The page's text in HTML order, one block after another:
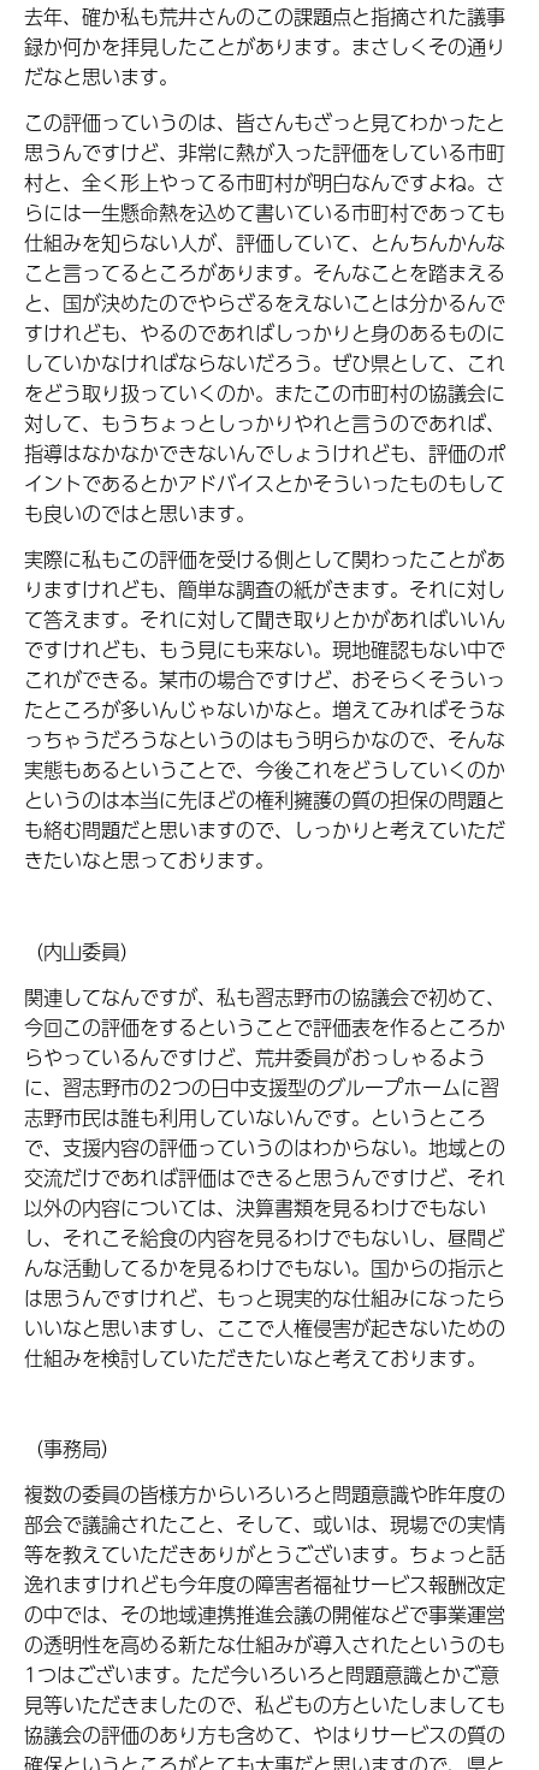
去年、確か私も荒井さんのこの課題点と指摘された議事
録か何かを拝見したことがあります。まさしくその通り
だなと思います。
この評価っていうのは、皆さんもざっと見てわかったと
思うんですけど、非常に熱が入った評価をしている市町
村と、全く形上やってる市町村が明白なんですよね。さ
らには一生懸命熱を込めて書いている市町村であっても
仕組みを知らない人が、評価していて、とんちんかんな
こと言ってるところがあります。そんなことを踏まえる
と、国が決めたのでやらざるをえないことは分かるんで
すけれども、やるのであればしっかりと身のあるものに
していかなければならないだろう。ぜひ県として、これ
をどう取り扱っていくのか。またこの市町村の協議会に
対して、もうちょっとしっかりやれと言うのであれば、
指導はなかなかできないんでしょうけれども、評価のポ
イントであるとかアドバイスとかそういったものもして
も良いのではと思います。
実際に私もこの評価を受ける側として関わったことがあ
りますけれども、簡単な調査の紙がきます。それに対し
て答えます。それに対して聞き取りとかがあればいいん
ですけれども、もう見にも来ない。現地確認もない中で
これができる。某市の場合ですけど、おそらくそういっ
たところが多いんじゃないかなと。増えてみればそうな
っちゃうだろうなというのはもう明らかなので、そんな
実態もあるということで、今後これをどうしていくのか
というのは本当に先ほどの権利擁護の質の担保の問題と
も絡む問題だと思いますので、しっかりと考えていただ
きたいなと思っております。
（内山委員）
関連してなんですが、私も習志野市の協議会で初めて、
今回この評価をするということで評価表を作るところか
らやっているんですけど、荒井委員がおっしゃるよう
に、習志野市の2つの日中支援型のグループホームに習
志野市民は誰も利用していないんです。というところ
で、支援内容の評価っていうのはわからない。地域との
交流だけであれば評価はできると思うんですけど、それ
以外の内容については、決算書類を見るわけでもない
し、それこそ給食の内容を見るわけでもないし、昼間ど
んな活動してるかを見るわけでもない。国からの指示と
は思うんですけれど、もっと現実的な仕組みになったら
いいなと思いますし、ここで人権侵害が起きないための
仕組みを検討していただきたいなと考えております。
（事務局）
複数の委員の皆様方からいろいろと問題意識や昨年度の
部会で議論されたこと、そして、或いは、現場での実情
等を教えていただきありがとうございます。ちょっと話
逸れますけれども今年度の障害者福祉サービス報酬改定
の中では、その地域連携推進会議の開催などで事業運営
の透明性を高める新たな仕組みが導入されたというのも
1つはございます。ただ今いろいろと問題意識とかご意
見等いただきましたので、私どもの方といたしましても
協議会の評価のあり方も含めて、やはりサービスの質の